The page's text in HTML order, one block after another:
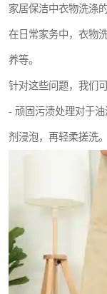
家居保洁中衣物洗涤
在日常家务中，衣物
养等。
针对这些问题，我们
- 顽固污渍处理对于
剂浸泡，再轻柔搓洗。